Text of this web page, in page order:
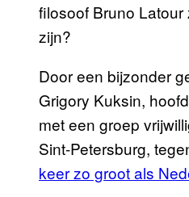
filosoof Bruno Latour
zijn?
Door een bijzonder
Grigory Kuksin,
met een groep
Sint-Petersburg,
keer zo groot als